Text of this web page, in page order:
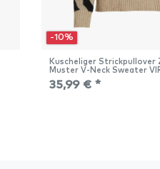
-10%
Kuscheliger Strickpullover
Muster V-Neck Sweater
35,99 € *